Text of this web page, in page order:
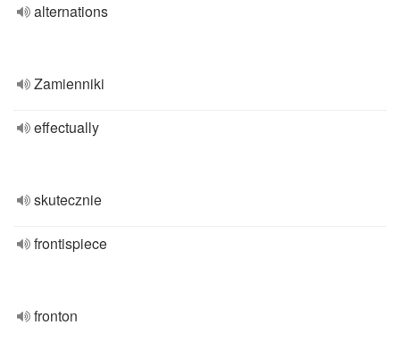
alternations
Zamienniki
effectually
skutecznie
frontispiece
fronton